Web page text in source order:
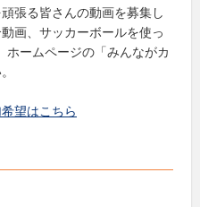
張る皆さんの動画を募集し
画、サッカーボールを使っ
ホームページの「みんながカ
望はこちら